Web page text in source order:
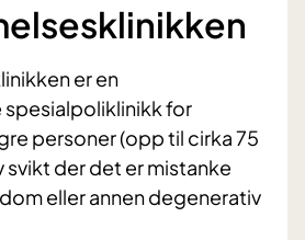
er en
for
personer (opp til cirka 75
svikt der det er mistanke
eller annen degenerativ